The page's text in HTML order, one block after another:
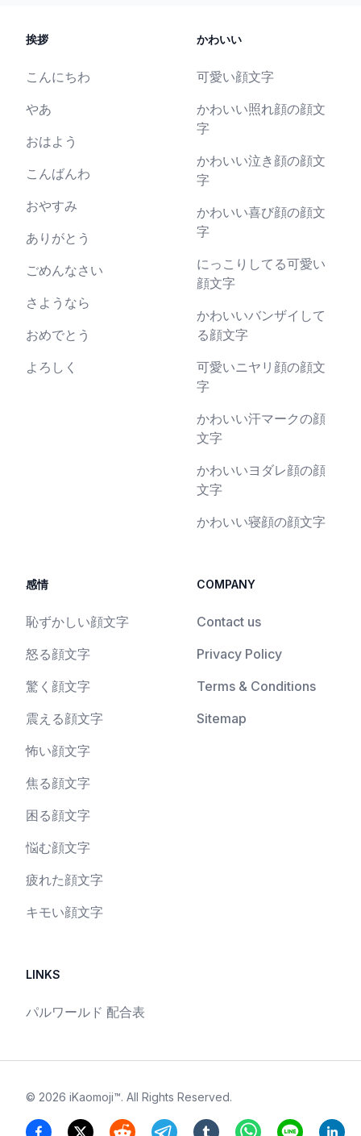
挨拶
こんにちわ
やあ
おはよう
こんばんわ
おやすみ
ありがとう
ごめんなさい
さようなら
おめでとう
よろしく
かわいい
可愛い顔文字
かわいい照れ顔の顔文
字
かわいい泣き顔の顔文
字
かわいい喜び顔の顔文
字
にっこりしてる可愛い
顔文字
かわいいバンザイして
る顔文字
可愛いニヤリ顔の顔文
字
かわいい汗マークの顔
文字
かわいいヨダレ顔の顔
文字
かわいい寝顔の顔文字
感情
恥ずかしい顔文字
怒る顔文字
驚く顔文字
震える顔文字
怖い顔文字
焦る顔文字
困る顔文字
悩む顔文字
疲れた顔文字
キモい顔文字
COMPANY
Contact us
Privacy Policy
Terms & Conditions
Sitemap
LINKS
パルワールド 配合表
© 2026 iKaomoji™. All Rights Reserved.